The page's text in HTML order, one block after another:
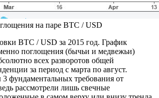
на паре BTC / USD
BTC / USD за 2015 год. График
поглощения (бычьи и медвежьи)
всех разворотов общей
за период с марта по август.
фундаментальных требования от
рассмотрели лишь свечные